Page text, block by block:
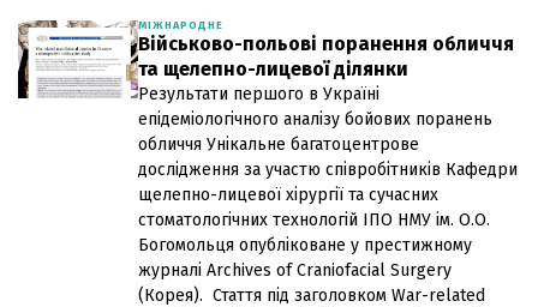
МІЖНАРОДНЕ
Військово-польові поранення обличчя
та щелепно-лицевої ділянки
Результати першого в Україні
епідеміологічного аналізу бойових поранень
обличчя Унікальне багатоцентрове
дослідження за участю співробітників Кафедри
щелепно-лицевої хірургії та сучасних
стоматологічних технологій ІПО НМУ ім. О.О.
Богомольця опубліковане у престижному
журналі Archives of Craniofacial Surgery
(Корея). Стаття під заголовком War-related